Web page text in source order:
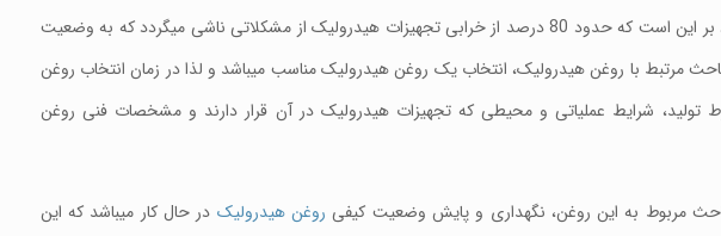
در صنایعی که از تجهیزات هیدرولیک استفاده مینمایند، اعتقاد بر این است که حدود 80 درصد از خرابی تجهیزات هیدرولیک از مشکلاتی ناشی میگردد که به وضعیت
مرتبط با روغن هیدرولیک، انتخاب یک روغن هیدرولیک مناسب میباشد و لذا در زمان انتخاب روغن
شرایط عملیاتی و محیطی که تجهیزات هیدرولیک در آن قرار دارند و مشخصات فنی روغن
مربوط به این روغن، نگهداری و پایش وضعیت کیفی روغن هیدرولیک در حال کار میباشد که این